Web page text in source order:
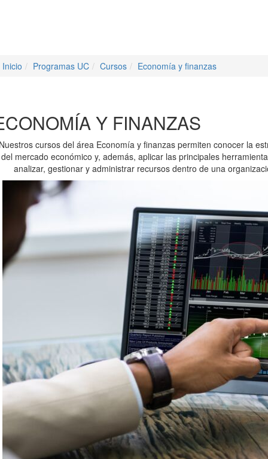
Inicio Programas UC Cursos Economía y finanzas
Y FINANZAS
cursos del área Economía y finanzas permiten conocer la
del mercado económico y, además, aplicar las principales
analizar, gestionar y administrar recursos dentro de una